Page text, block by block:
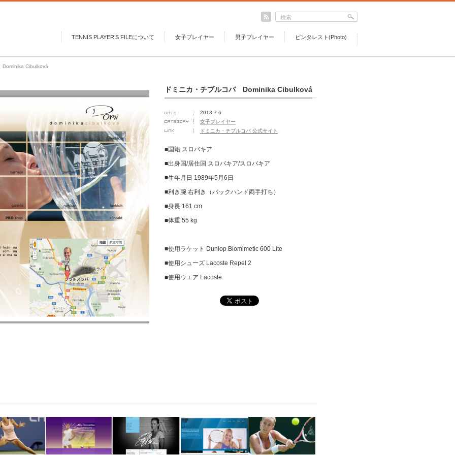
TENNIS PLAYER’S FILEについて 女子プレイヤー 男子プレイヤー ピンタレスト(Photo)
Cibulková
ドミニカ・チブルコバ Dominika Cibulková
2013-7-6
女子プレイヤー
ドミニカ・チブルコバ 公式サイト
■国籍 スロバキア
■出身国/居住国 スロバキア/スロバキア
■生年月日 1989年5月6日
■利き腕 右利き（バックハンド両手打ち）
■身長 161 cm
■体重 55 kg
■使用ラケット Dunlop Biomimetic 600 Lite
■使用シューズ Lacoste Repel 2
■使用ウエア Lacoste